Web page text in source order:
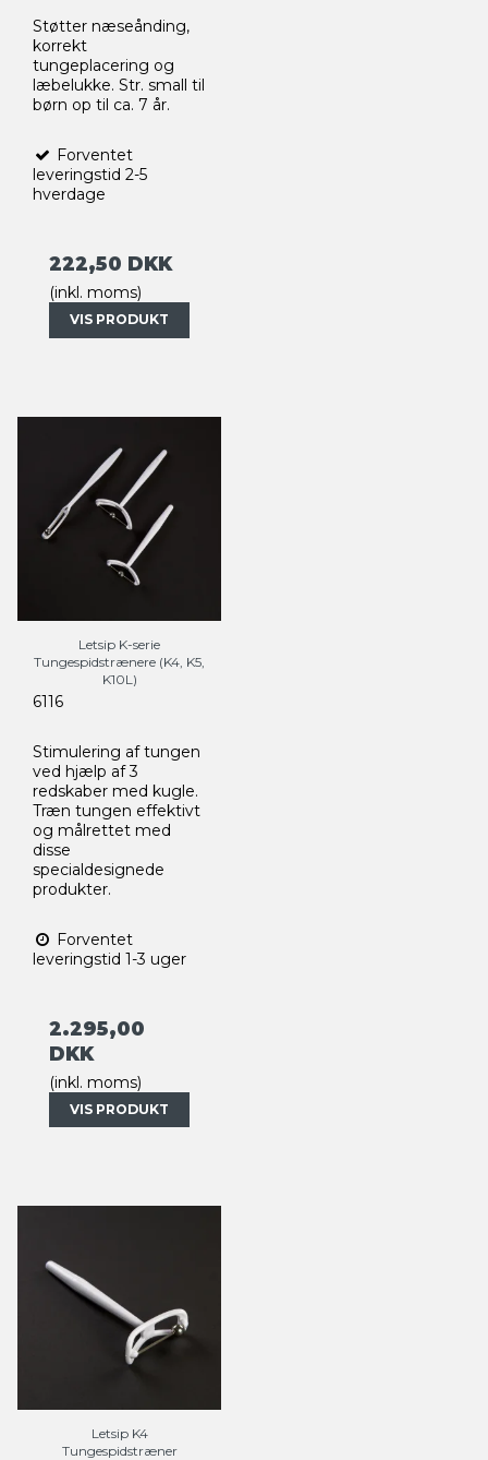
Støtter næseånding,
korrekt
tungeplacering og
læbelukke. Str. small til
børn op til ca. 7 år.
Forventet
leveringstid 2-5
hverdage
222,50 DKK
(inkl. moms)
VIS PRODUKT
Letsip K-serie
Tungespidstrænere (K4, K5,
K10L)
6116
Stimulering af tungen
ved hjælp af 3
redskaber med kugle.
Træn tungen effektivt
og målrettet med
disse
specialdesignede
produkter.
Forventet
leveringstid 1-3 uger
2.295,00
DKK
(inkl. moms)
VIS PRODUKT
Letsip K4
Tungespidstræner